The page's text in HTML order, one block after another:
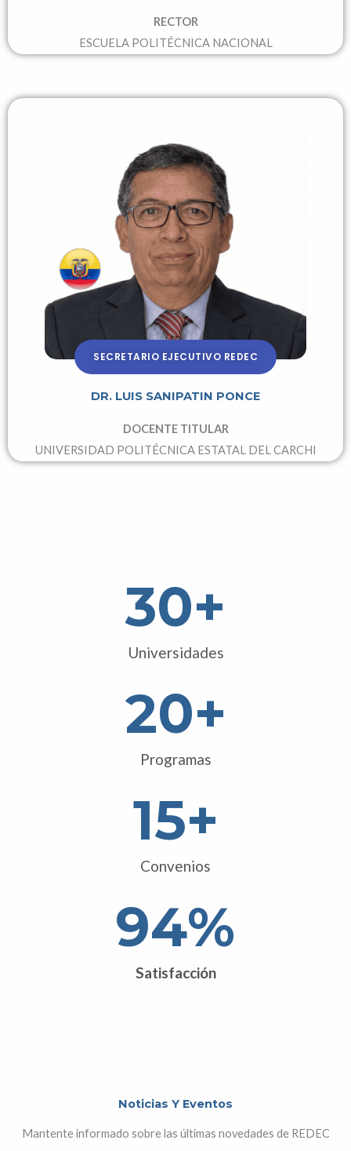
RECTOR
ESCUELA POLITÉCNICA NACIONAL
SECRETARIO EJECUTIVO REDEC
DR. LUIS SANIPATIN PONCE
DOCENTE TITULAR
UNIVERSIDAD POLITÉCNICA ESTATAL DEL CARCHI
Universidades
30+
Programas
20+
Convenios
15+
Satisfacción
95%
Noticias Y Eventos
Mantente informado sobre las últimas novedades de REDEC